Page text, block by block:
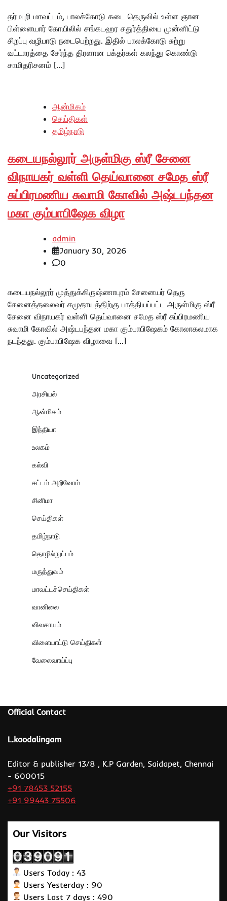
தர்மபுரி மாவட்டம், பாலக்கோடு கடை தெருவில் உள்ள ஞான
பிள்ளையார் கோயிலில் சங்கடஹர சதுர்த்தியை முன்னிட்டு
சிறப்பு வழிபாடு நடைபெற்றது. இதில் பாலக்கோடு சுற்று
வட்டாரத்தை சேர்ந்த திரளான பக்தர்கள் கலந்து கொண்டு
சாமிதரிசனம் […]
ஆன்மிகம்
செய்திகள்
தமிழ்நாடு
கடையநல்லூர் அருள்மிகு ஸ்ரீ சேனை
விநாயகர் வள்ளி தெய்வானை சமேத ஸ்ரீ
சுப்பிரமணிய சுவாமி கோவில் அஷ்டபந்தன
மகா கும்பாபிஷேக விழா
admin
January 30, 2026
0
கடையநல்லூர் முத்துக்கிருஷ்ணாபுரம் சேனையர் தெரு
சேனைத்தலைவர் சமுதாயத்திற்கு பாத்தியப்பட்ட அருள்மிகு ஸ்ரீ
சேனை விநாயகர் வள்ளி தெய்வானை சமேத ஸ்ரீ சுப்பிரமணிய
சுவாமி கோவில் அஷ்டபந்தன மகா கும்பாபிஷேகம் கோலாகலமாக
நடந்தது. கும்பாபிஷேக விழாவை […]
Uncategorized
அரசியல்
ஆன்மிகம்
இந்தியா
உலகம்
கல்வி
சட்டம் அறிவோம்
சினிமா
செய்திகள்
தமிழ்நாடு
தொழில்நுட்பம்
மருத்துவம்
மாவட்டச்செய்திகள்
வானிலை
விவசாயம்
விளையாட்டு செய்திகள்
வேலைவாய்ப்பு
Official Contact
L.koodalingam
Editor & publisher 13/8 , K.P Garden, Saidapet, Chennai
- 600015
+91 78453 52155
+91 99443 75506
Our Visitors
Users Today : 43
Users Yesterday : 90
Users Last 7 days : 490